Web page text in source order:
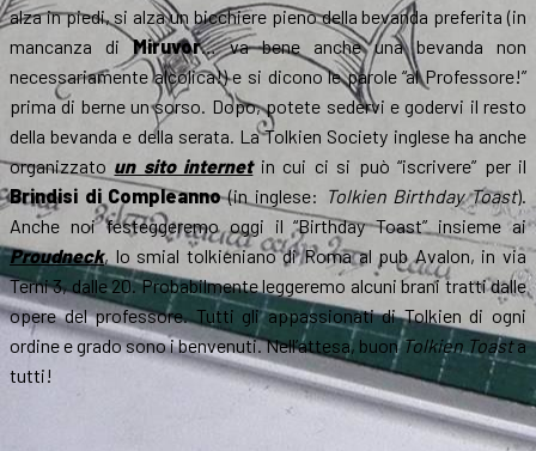
alza in piedi, si alza un bicchiere pieno della bevanda preferita (in
mancanza diMiruvor… va bene anche una bevanda non
necessariamente alcolica!) e si dicono le parole “al Professore!”
prima di berne un sorso. Dopo, potete sedervi e godervi il resto
della bevanda e della serata. La Tolkien Society inglese ha anche
organizzato un sito internetin cui ci si può “iscrivere” per il
Brindisi di Compleanno(in inglese: Tolkien Birthday Toast).
Anche noi festeggeremo oggi il “Birthday Toast” insieme ai
Proudneck, lo smial tolkieniano di Roma al pub Avalon, in via
Terni 3, dalle 20. Probabilmente leggeremo alcuni brani tratti dalle
opere del professore. Tutti gli appassionati di Tolkien di ogni
ordine e grado sono i benvenuti. Nell’attesa, buonTolkien Toasta
tutti!